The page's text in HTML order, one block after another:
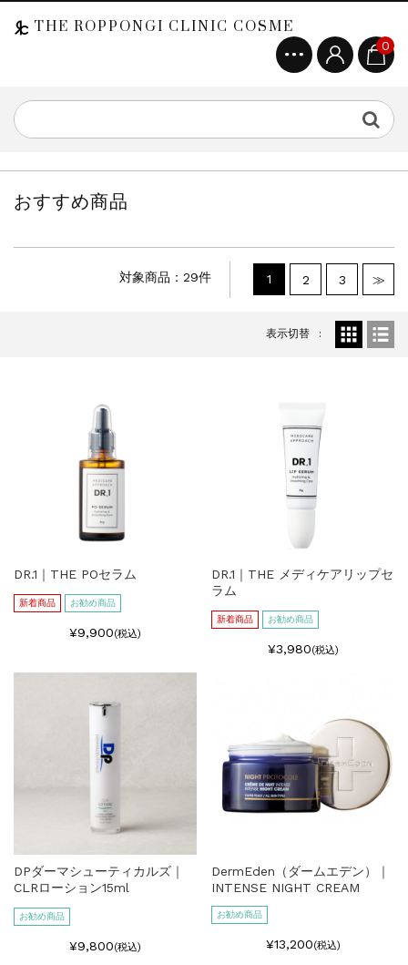
THE ROPPONGI CLINIC COSME
0
おすすめ商品
1 2 3 ≫
対象商品：29件
表示切替
DR.1｜THE POセラム
新着商品 お勧め商品
¥9,900(税込)
DR.1｜THE メディケアリップセ
ラム
新着商品 お勧め商品
¥3,980(税込)
DPダーマシューティカルズ｜
CLRローション15ml
お勧め商品
¥9,800(税込)
DermEden（ダームエデン）｜
INTENSE NIGHT CREAM
お勧め商品
¥13,200(税込)